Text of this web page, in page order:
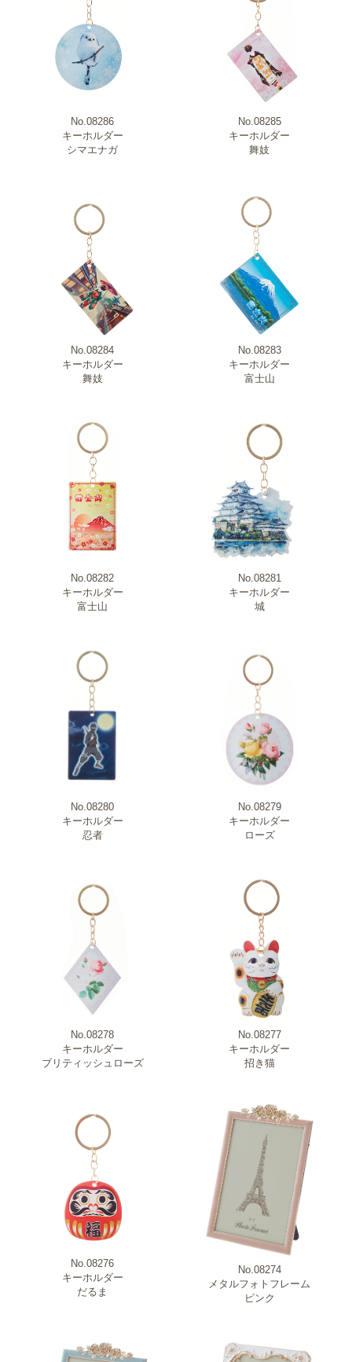
No.08286
キーホルダー
シマエナガ
No.08285
キーホルダー
舞妓
No.08284
キーホルダー
舞妓
No.08283
キーホルダー
富士山
No.08282
キーホルダー
富士山
No.08281
キーホルダー
城
No.08280
キーホルダー
忍者
No.08279
キーホルダー
ローズ
No.08278
キーホルダー
ブリティッシュローズ
No.08277
キーホルダー
招き猫
No.08276
キーホルダー
だるま
No.08274
メタルフォトフレーム
ピンク